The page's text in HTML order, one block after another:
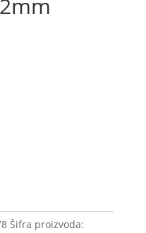
Šifra proizvoda: